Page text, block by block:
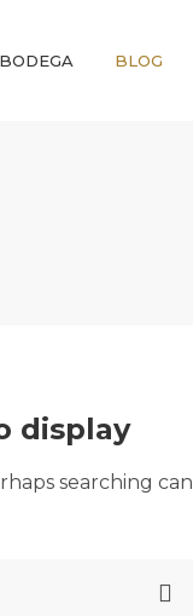
BLOG
display
searching can